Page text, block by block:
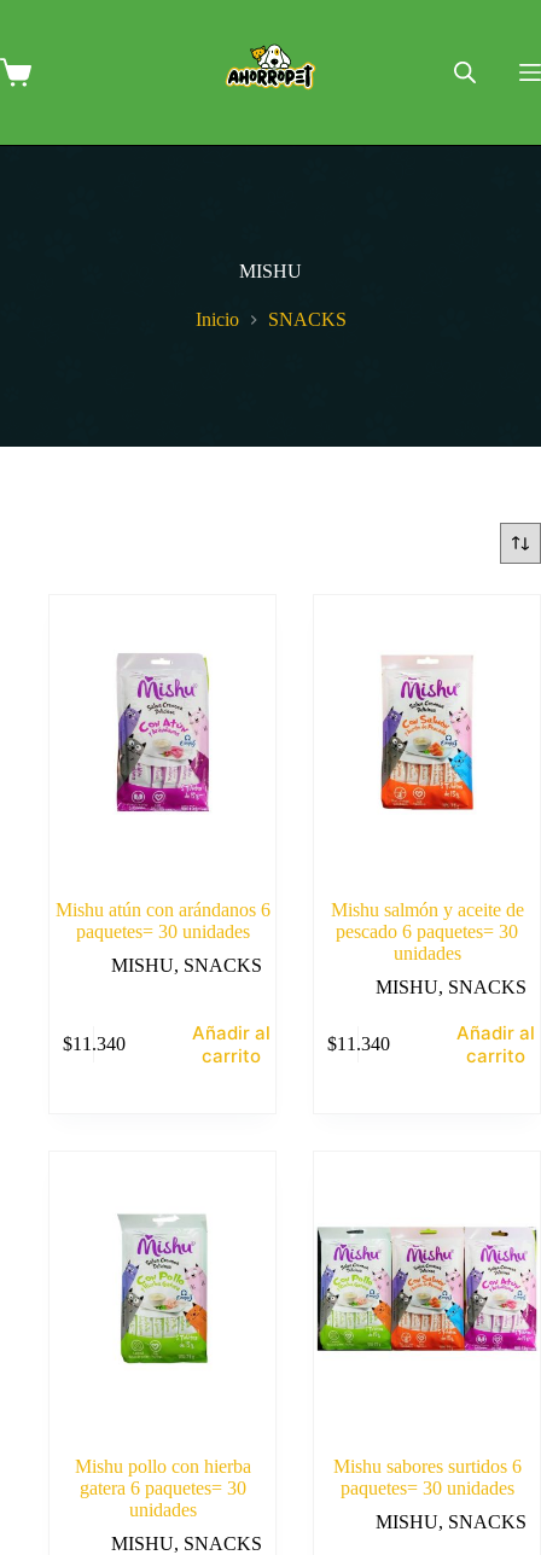
Carro
MISHU
Inicio SNACKS
Mishu atún con arándanos 6
paquetes= 30 unidades
MISHU, SNACKS
$11.340
Añadir al
carrito
Mishu salmón y aceite de
pescado 6 paquetes= 30
unidades
MISHU, SNACKS
$11.340
Añadir al
carrito
Mishu pollo con hierba
gatera 6 paquetes= 30
unidades
MISHU, SNACKS
Mishu sabores surtidos 6
paquetes= 30 unidades
MISHU, SNACKS